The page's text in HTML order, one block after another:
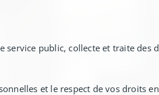
service public, collecte et traite des
et le respect de vos droits